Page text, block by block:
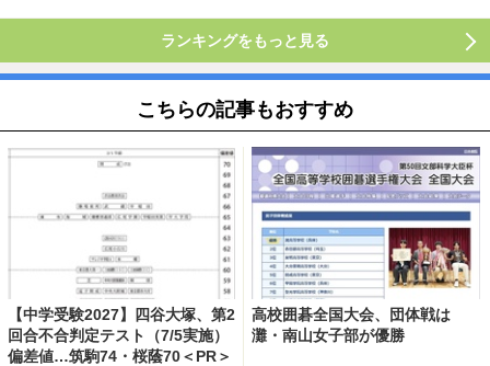
ランキングをもっと見る
こちらの記事もおすすめ
【中学受験2027】四谷大塚、第2
回合不合判定テスト（7/5実施）
偏差値…筑駒74・桜蔭70＜PR＞
高校囲碁全国大会、団体戦は
灘・南山女子部が優勝